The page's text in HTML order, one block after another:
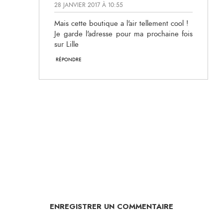
28 JANVIER 2017 À 10:55
Mais cette boutique a l'air tellement cool !
Je garde l'adresse pour ma prochaine fois
sur Lille
RÉPONDRE
ENREGISTRER UN COMMENTAIRE